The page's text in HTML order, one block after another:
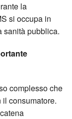
la
si occupa in
sanità pubblica.
complesso che
consumatore.